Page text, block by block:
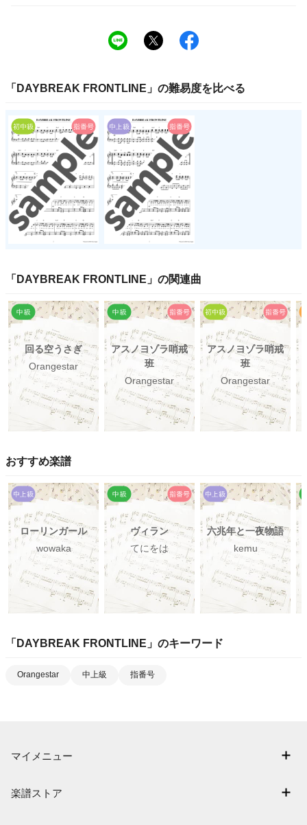
「 DAYBREAK FRONTLINE 」の難易度を比べる
「 DAYBREAK FRONTLINE 」の関連曲
回る空うさぎ
Orangestar
アスノヨゾラ哨戒
班
Orangestar
アスノヨゾラ哨戒
班
Orangestar
おすすめ楽譜
ローリンガール
wowaka
ヴィラン
てにをは
六兆年と一夜物語
kemu
「 DAYBREAK FRONTLINE 」のキーワード
Orangestar 中上級 指番号
マイメニュー
楽譜ストア